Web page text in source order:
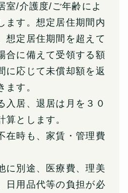
室/介護度/ご年齢によ
ます。想定居住期間内
想定居住期間を超えて
合に備えて受領する額
に応じて未償却額を返
ます。
入居、退居は月を３０
算とします。
在時も、家賃・管理費
に別途、医療費、理美
日用品代等の負担が必